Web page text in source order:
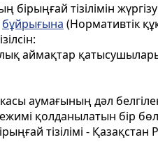
тізілімін
бұйрығына (Нормативтік
аймақтар
аумағының дәл
қолданылатын бір
тізілімі -